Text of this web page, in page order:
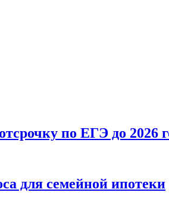
по ЕГЭ до 2026
для семейной ипотеки